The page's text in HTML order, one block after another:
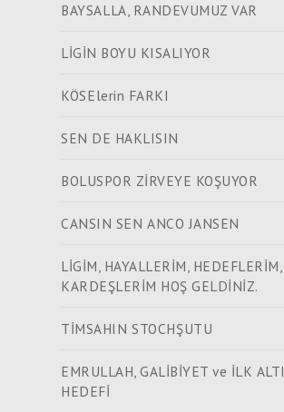
BAYSALLA, RANDEVUMUZ VAR
LİGİN BOYU KISALIYOR
KÖSElerin FARKI
SEN DE HAKLISIN
BOLUSPOR ZİRVEYE KOŞUYOR
CANSIN SEN ANCO JANSEN
LİGİM, HAYALLERİM, HEDEFLERİM,
KARDEŞLERİM HOŞ GELDİNİZ.
TİMSAHIN STOCHŞUTU
EMRULLAH, GALİBİYET ve İLK ALTI
HEDEFİ